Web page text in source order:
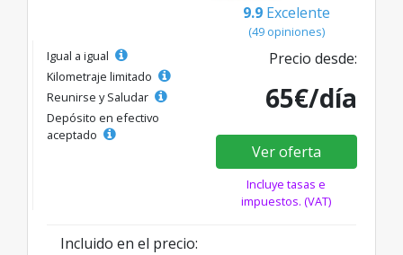
9.9 Excelente
(49 opiniones)
Igual a igual
Kilometraje limitado
Reunirse y Saludar
Depósito en efectivo
aceptado
Precio desde:
65€/día
Ver oferta
Incluye tasas e
impuestos. (VAT)
Incluido en el precio: